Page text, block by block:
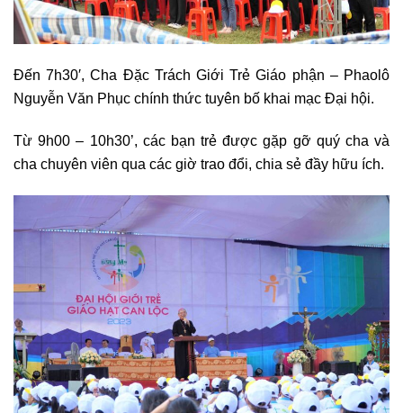
Đến 7h30′, Cha Đặc Trách Giới Trẻ Giáo phận – Phaolô
Nguyễn Văn Phục chính thức tuyên bố khai mạc Đại hội.
Từ 9h00 – 10h30’, các bạn trẻ được gặp gỡ quý cha và
cha chuyên viên qua các giờ trao đổi, chia sẻ đầy hữu ích.